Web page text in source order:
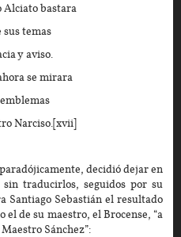
Alciato bastara
temas
y aviso.
se mirara
Narciso.[xvii]
decidió dejar en
traducirlos, seguidos por su
Santiago Sebastián el resultado
de su maestro, el Brocense, “a
Sánchez”: